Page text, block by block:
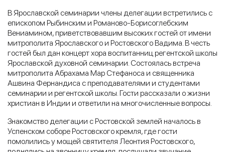
В Ярославской семинарии члены делегации встретились с
епископом Рыбинским и Романово-Борисоглебским
Вениамином, приветствовавшим высоких гостей от имени
митрополита Ярославского и Ростовского Вадима. В честь
гостей был дан концерт хора воспитанниц регентской школы
Ярославской духовной семинарии. Состоялась встреча
митрополита Абрахама Мар Стефаноса и священника
Ашвина Фернандиса с преподавателями и студентами
семинарии и регентской школы. Гости рассказали о жизни
христиан в Индии и ответили на многочисленные вопросы.
Знакомство делегации с Ростовской землей началось в
Успенском соборе Ростовского кремля, где гости
помолились у мощей святителя Леонтия Ростовского,